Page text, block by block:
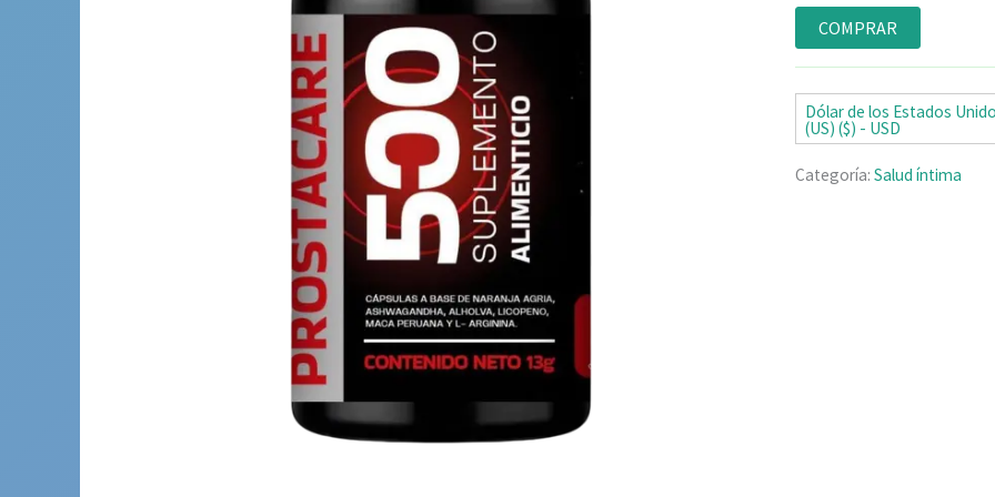
Valorado
con5.00de
5 en base a
6
valoraciones
COMPRAR
Dólar de los Estados
(US) ($) - USD
Categoría: Salud íntima